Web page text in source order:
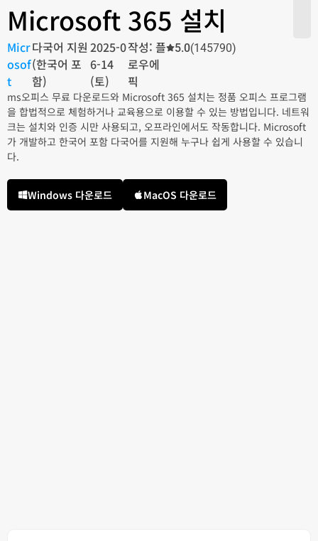
Microsoft 365 설치
Micr
osof
t
다국어 지원
(한국어 포
함)
2025-0
6-14
(토)
작성: 플
로우에
픽
5.0(145790)
ms오피스 무료 다운로드와 Microsoft 365 설치는 정품 오피스 프로그램
을 합법적으로 체험하거나 교육용으로 이용할 수 있는 방법입니다. 네트워
크는 설치와 인증 시만 사용되고, 오프라인에서도 작동합니다. Microsoft
가 개발하고 한국어 포함 다국어를 지원해 누구나 쉽게 사용할 수 있습니
다.
Windows 다운로드 MacOS 다운로드